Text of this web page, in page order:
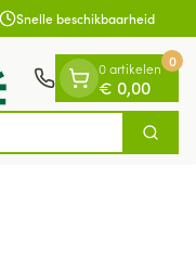
Snelle beschikbaarheid
Zoek
0 artikelen
€ 0,00
0